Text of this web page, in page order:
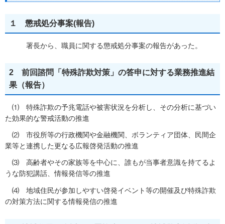
１ 懲戒処分事案(報告)
署長から、職員に関する懲戒処分事案の報告があった。
2 前回諮問「特殊詐欺対策」の答申に対する業務推進結
果（報告）
⑴ 特殊詐欺の予兆電話や被害状況を分析し、その分析に基づい
た効果的な警戒活動の推進
⑵ 市役所等の行政機関や金融機関、ボランティア団体、民間企
業等と連携した更なる広報啓発活動の推進
⑶ 高齢者やその家族等を中心に、誰もが当事者意識を持てるよ
うな防犯講話、情報発信等の推進
⑷ 地域住民が参加しやすい啓発イベント等の開催及び特殊詐欺
の対策方法に関する情報発信の推進